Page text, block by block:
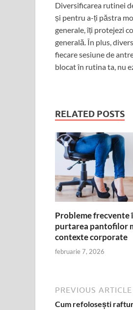
Diversificarea rutinei
și pentru a-ți păstra
generale, îți protejezi
generală. În plus,
fiecare sesiune de
blocat în rutina ta, nu
RELATED POSTS
Probleme frecvente
purtarea pantofilor
contexte corporate
februarie 7, 2026
PREVIOUS ARTICLE
Cum refolosești